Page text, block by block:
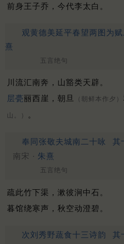
前身王子乔，今代李太白。
观黄德美延平春望两图为赋
熹
五言绝句
川流汇南奔，山豁类天辟。
层甍丽西崖，朝旦 （朝鲜本作夕）
山。） 。
奉同张敬夫城南二十咏 其
南宋 · 朱熹
五言绝句
疏此竹下渠，漱彼涧中石。
暮馆绕寒声，秋空动澄碧。
次刘秀野蔬食十三诗韵 其